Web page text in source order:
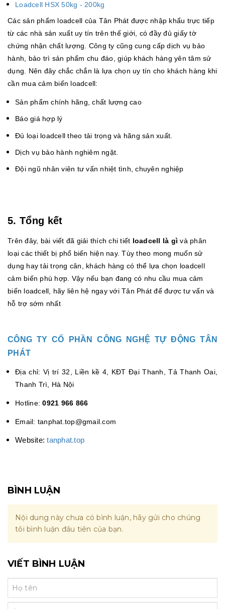
Loadcell HSX 50kg - 200kg
Các sản phẩm loadcell của Tân Phát được nhập khẩu trực tiếp
từ các nhà sản xuất uy tín trên thế giới, có đầy đủ giấy tờ
chứng nhận chất lượng. Công ty cũng cung cấp dịch vụ bảo
hành, bảo trì sản phẩm chu đáo, giúp khách hàng yên tâm sử
dụng. Nên đây chắc chắn là lựa chọn uy tín cho khách hàng khi
cần mua cảm biến loadcell:
Sản phẩm chính hãng, chất lượng cao
Báo giá hợp lý
Đủ loại loadcell theo tải trọng và hãng sản xuất.
Dịch vụ bảo hành nghiêm ngặt.
Đội ngũ nhân viên tư vấn nhiệt tình, chuyên nghiệp
5. Tổng kết
Trên đây, bài viết đã giải thích chi tiết loadcell là gì và phân
loại các thiết bị phổ biến hiện nay. Tùy theo mong muốn sử
dụng hay tải trọng cân, khách hàng có thể lựa chọn loadcell
cảm biến phù hợp. Vậy nếu bạn đang có nhu cầu mua cảm
biến loadcell, hãy liên hệ ngay với Tân Phát để được tư vấn và
hỗ trợ sớm nhất
CÔNG TY CỔ PHẦN CÔNG NGHỆ TỰ ĐỘNG TÂN
PHÁT
Địa chỉ: Vị trí 32, Liền kề 4, KĐT Đại Thanh, Tả Thanh Oai,
Thanh Trì, Hà Nội
Hotline:0921 966 866
Email: tanphat.top@gmail.com
Website:tanphat.top
BÌNH LUẬN
Nội dung này chưa có bình luận, hãy gửi cho chúng
tôi bình luận đầu tiên của bạn.
VIẾT BÌNH LUẬN